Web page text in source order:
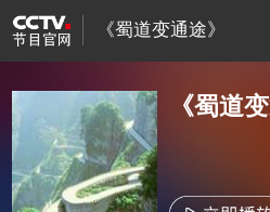
《蜀道变通途》
《蜀道